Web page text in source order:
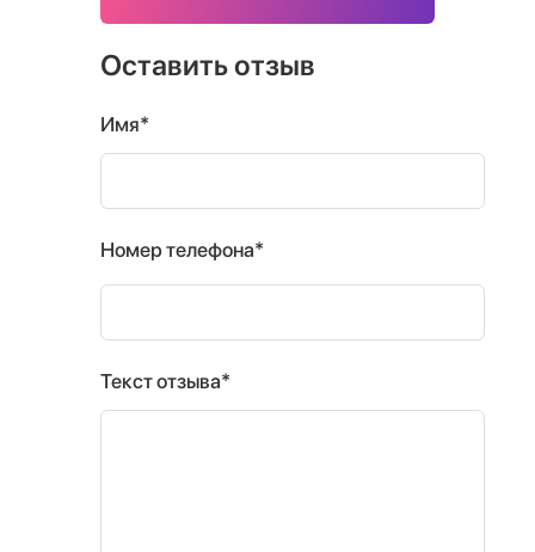
Оставить отзыв
Имя*
Номер телефона*
Текст отзыва*